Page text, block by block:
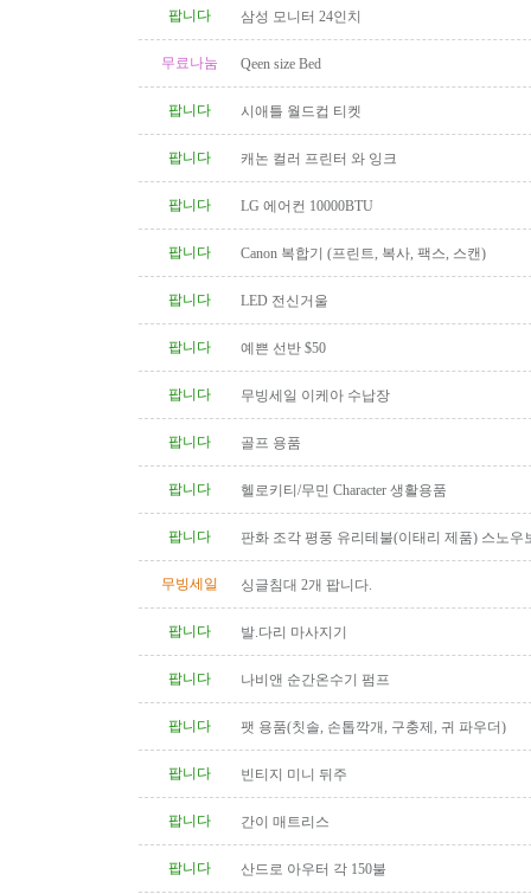
팝니다 삼성 모니터 24인치
무료나눔 Qeen size Bed
팝니다 시애틀 월드컵 티켓
팝니다 캐논 컬러 프린터 와 잉크
팝니다 LG 에어컨 10000BTU
팝니다 Canon 복합기 (프린트, 복사, 팩스, 스캔)
팝니다 LED 전신거울
팝니다 예쁜 선반 $50
팝니다 무빙세일 이케아 수납장
팝니다 골프 용품
팝니다 헬로키티/무민 Character 생활용품
팝니다
판화 조각 평풍 유리테불(이태리 제품) 스노우
무빙세일
싱글침대 2개 팝니다.
팝니다 발.다리 마사지기
팝니다 나비앤 순간온수기 펌프
팝니다 팻 용품(칫솔, 손톱깍개, 구충제, 귀 파우더)
팝니다 빈티지 미니 뒤주
팝니다 간이 매트리스
팝니다 산드로 아우터 각 150불